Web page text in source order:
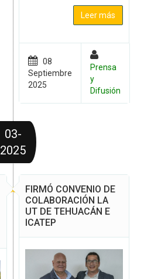
Leer más
08
Septiembre
2025
Prensa
y
Difusión
03-
2025
FIRMÓ CONVENIO DE
COLABORACIÓN LA
UT DE TEHUACÁN E
ICATEP